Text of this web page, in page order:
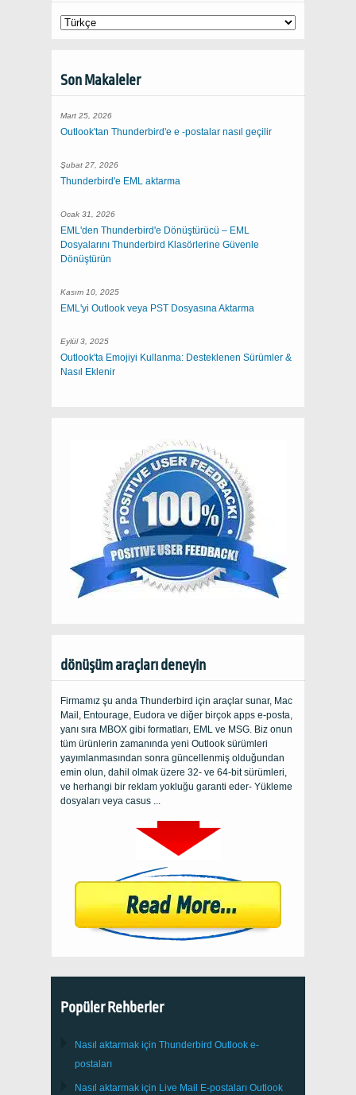
Son Makaleler
Mart 25, 2026
Outlook'tan Thunderbird'e e -postalar nasıl geçilir
Şubat 27, 2026
Thunderbird'e EML aktarma
Ocak 31, 2026
EML'den Thunderbird'e Dönüştürücü – EML
Dosyalarını Thunderbird Klasörlerine Güvenle
Dönüştürün
Kasım 10, 2025
EML'yi Outlook veya PST Dosyasına Aktarma
Eylül 3, 2025
Outlook'ta Emojiyi Kullanma: Desteklenen Sürümler &
Nasıl Eklenir
dönüşüm araçları deneyin
Firmamız şu anda Thunderbird için araçlar sunar, Mac
Mail, Entourage, Eudora ve diğer birçok apps e-posta,
yanı sıra MBOX gibi formatları, EML ve MSG. Biz onun
tüm ürünlerin zamanında yeni Outlook sürümleri
yayımlanmasından sonra güncellenmiş olduğundan
emin olun, dahil olmak üzere 32- ve 64-bit sürümleri,
ve herhangi bir reklam yokluğu garanti eder- Yükleme
dosyaları veya casus ...
Popüler Rehberler
Nasıl aktarmak için Thunderbird Outlook e-
postaları
Nasıl aktarmak için Live Mail E-postaları Outlook